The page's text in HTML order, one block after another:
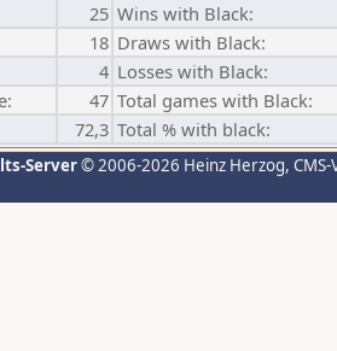
25 Wins with Black:
18 Draws with Black:
4 Losses with Black:
47 Total games with Black:
72,3 Total % with black:
Server© 2006-2026 Heinz Herzog,